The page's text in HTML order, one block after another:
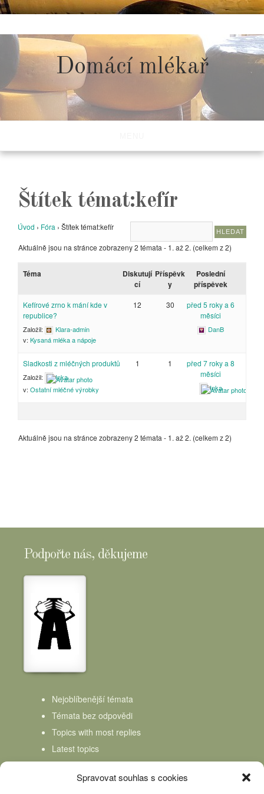
Spravovat souhlas s cookies
to
content
Domácí mlékař
Štítek témat:kefír
Úvod › Fóra › Štítek témat:kefír
Aktuálně jsou na stránce zobrazeny 2 témata - 1. až 2. (celkem z 2)
Téma
Diskutují
cí
Příspěvk
y
Poslední
příspěvek
Kefírové zrno k mání kde v
republice?
Založil:
Klara-admin
v: Kysaná mléka a nápoje
12 30
před 5 roky a 6
měsíci
DanB
Sladkosti z mléčných produktů
Založil:
Inka
v: Ostatní mléčné výrobky
1 1
před 7 roky a 8
měsíci
Inka
Aktuálně jsou na stránce zobrazeny 2 témata - 1. až 2. (celkem z 2)
Podpořte nás, děkujeme
Nejoblíbenější témata
Témata bez odpovědi
Topics with most replies
Latest topics
Topics Freshness